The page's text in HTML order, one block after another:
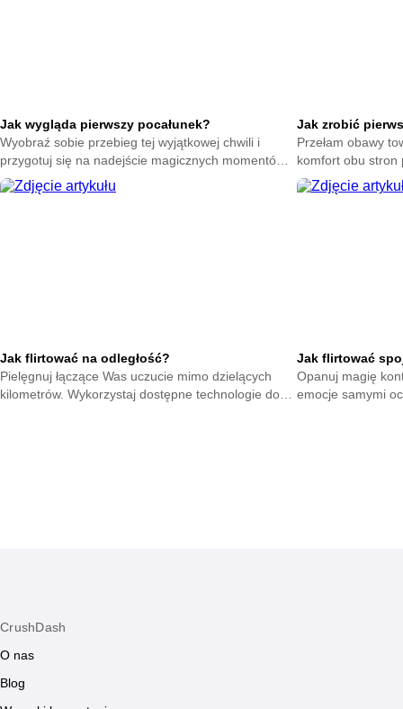
Jak wygląda pierwszy pocałunek?
Wyobraź sobie przebieg tej wyjątkowej chwili i
przygotuj się na nadejście magicznych momentów.
Zrozum naturę intymnych gestów bez zbędnego
stresu.
Jak zrobić
Przełam obawy
komfort obu stron
Poczuj spokój
Jak flirtować na odległość?
Pielęgnuj łączące Was uczucie mimo dzielących
kilometrów. Wykorzystaj dostępne technologie do
Jak flirtować
Opanuj magię
emocje samymi
CrushDash
O nas
Blog